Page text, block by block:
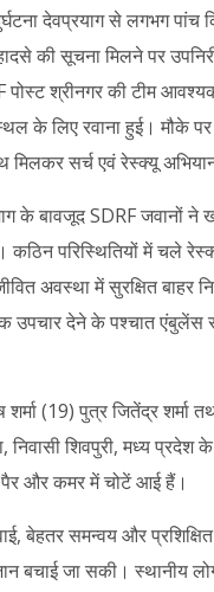
देवप्रयाग से लगभग पांच
की सूचना मिलने पर
श्रीनगर की टीम
के लिए रवाना हुई। मौके
मिलकर सर्च एवं रेस्क्यू
के बावजूद SDRF जवानों ने
कठिन परिस्थितियों में चले
अवस्था में सुरक्षित बाहर
उपचार देने के पश्चात
(19) पुत्र जितेंद्र शर्मा
निवासी शिवपुरी, मध्य प्रदेश
पैर और कमर में चोटें आई हैं।
बेहतर समन्वय और
बचाई जा सकी। स्थानीय